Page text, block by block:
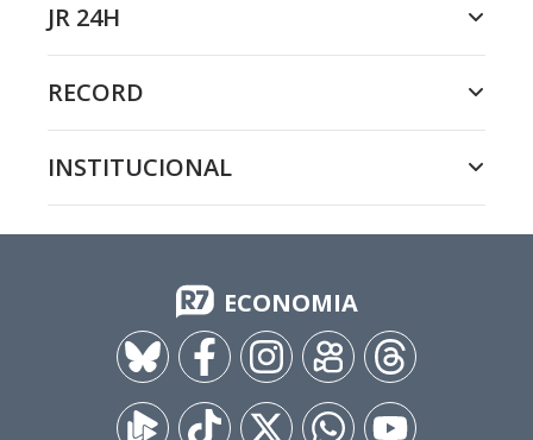
JR 24H
RECORD
INSTITUCIONAL
ECONOMIA